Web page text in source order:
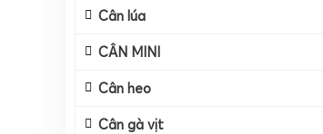
Cân lúa
CÂN MINI
Cân heo
Cân gà vịt